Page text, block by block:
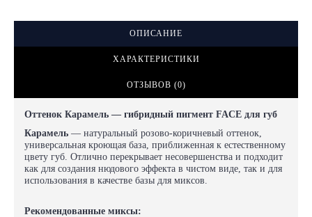
ОПИСАНИЕ
ХАРАКТЕРИСТИКИ
ОТЗЫВОВ (0)
Оттенок Карамель — гибридный пигмент FACE для губ
Карамель — натуральный розово-коричневый оттенок,
универсальная кроющая база, приближенная к естественному
цвету губ. Отлично перекрывает несовершенства и подходит
как для создания нюдового эффекта в чистом виде, так и для
использования в качестве базы для миксов.
Рекомендованные миксы: